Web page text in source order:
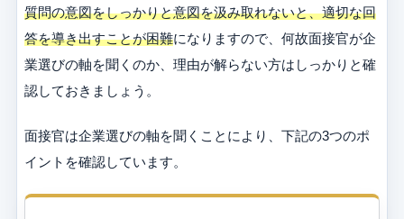
質問の意図をしっかりと意図を汲み取れないと、適切な回
答を導き出すことが困難になりますので、何故面接官が企
業選びの軸を聞くのか、理由が解らない方はしっかりと確
認しておきましょう。
面接官は企業選びの軸を聞くことにより、下記の3つのポ
イントを確認しています。